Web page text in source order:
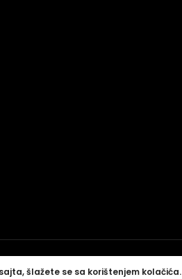
šlažete se sa korištenjem kolačića.